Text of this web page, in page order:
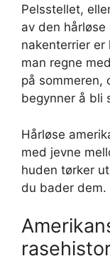
Pelsstellet,
av den
nakenterrier er
man regne
på sommeren,
begynner å bli
Hårløse
med jevne
huden tørker
du bader dem.